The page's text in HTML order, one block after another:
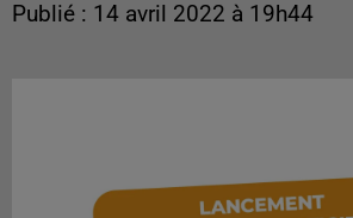
Publié : 14 avril 2022 à 19h44